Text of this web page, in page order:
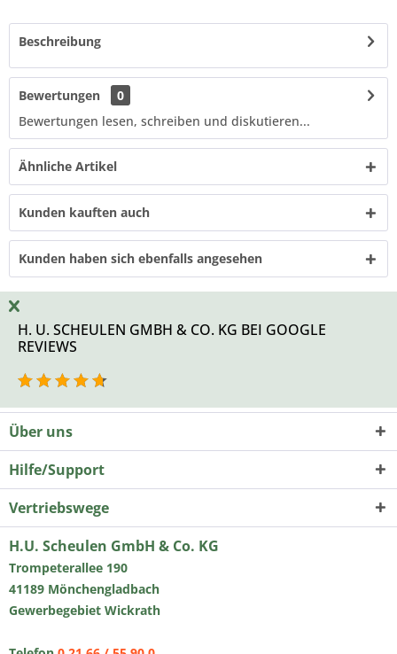
Beschreibung
Bewertungen
0
Bewertungen lesen, schreiben und diskutieren...
Ähnliche Artikel
Kunden kauften auch
Kunden haben sich ebenfalls angesehen
H. U. SCHEULEN GMBH & CO. KG BEI GOOGLE
REVIEWS
Über uns
Hilfe/Support
Vertriebswege
H.U. Scheulen GmbH & Co. KG
Trompeterallee 190
41189 Mönchengladbach
Gewerbegebiet Wickrath